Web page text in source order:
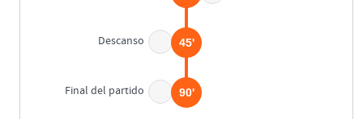
Descanso 45'
Final del partido 90'